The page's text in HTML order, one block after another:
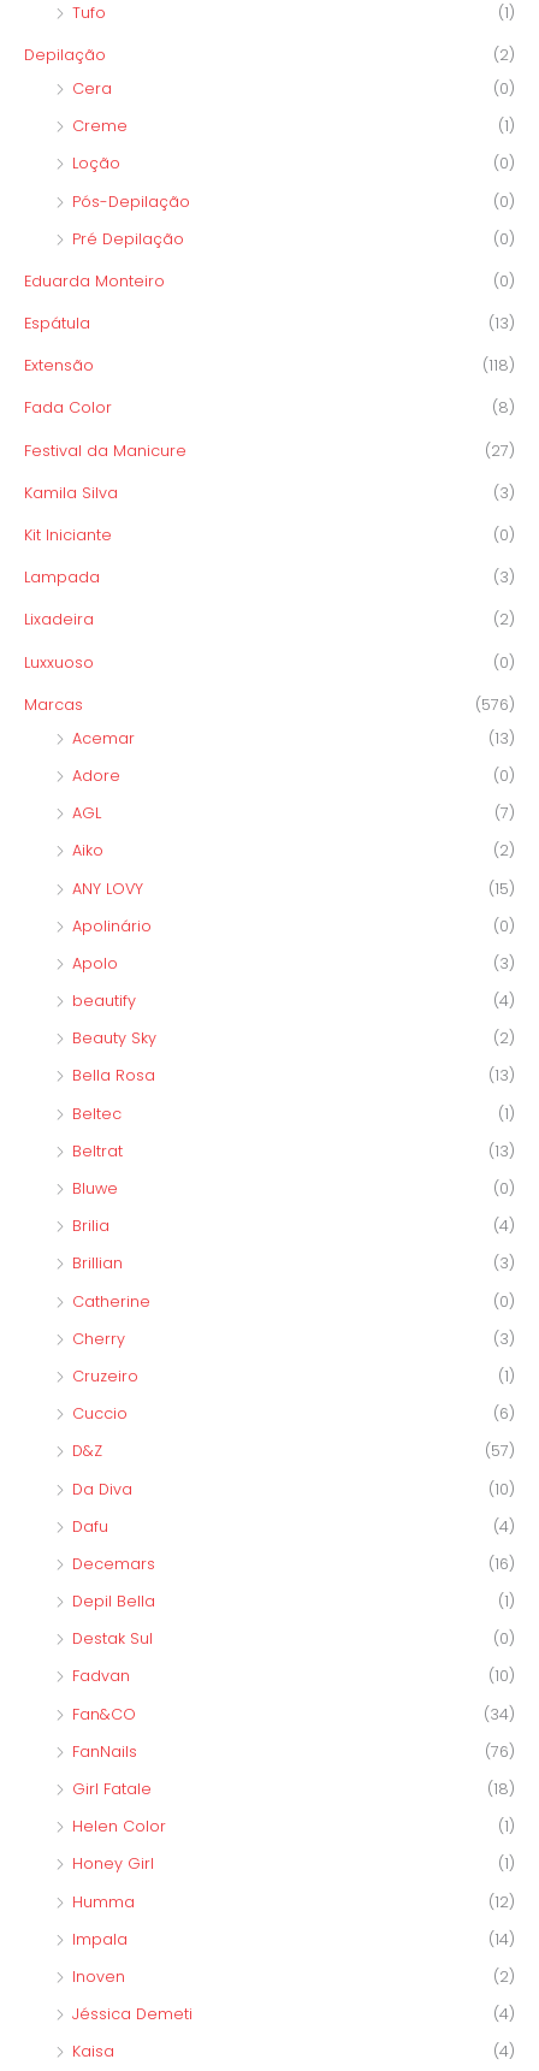
Tufo
(1)
Depilação
(2)
Cera
(0)
Creme
(1)
Loção
(0)
Pós-Depilação
(0)
Pré Depilação
(0)
Eduarda Monteiro (0)
Espátula (13)
Extensão (118)
Fada Color (8)
Festival da Manicure (27)
Kamila Silva (3)
Kit Iniciante (0)
Lampada (3)
Lixadeira (2)
Luxxuoso (0)
Marcas
(576)
Acemar
(13)
Adore
(0)
AGL
(7)
Aiko
(2)
ANY LOVY
(15)
Apolinário
(0)
Apolo
(3)
beautify
(4)
Beauty Sky
(2)
Bella Rosa
(13)
Beltec
(1)
Beltrat
(13)
Bluwe
(0)
Brilia
(4)
Brillian
(3)
Catherine
(0)
Cherry
(3)
Cruzeiro
(1)
Cuccio
(6)
D&Z
(57)
Da Diva
(10)
Dafu
(4)
Decemars
(16)
Depil Bella
(1)
Destak Sul
(0)
Fadvan
(10)
Fan&CO
(34)
FanNails
(76)
Girl Fatale
(18)
Helen Color
(1)
Honey Girl
(1)
Humma
(12)
Impala
(14)
Inoven
(2)
Jéssica Demeti
(4)
Kaisa
(4)